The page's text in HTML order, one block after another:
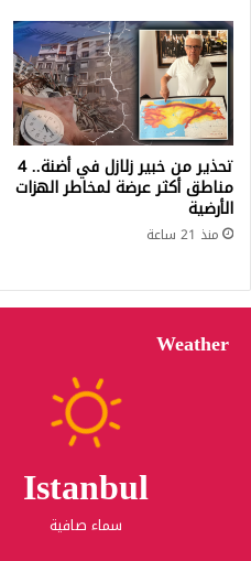
تحذير من خبير زلازل في أضنة.. 4
مناطق أكثر عرضة لمخاطر الهزات
الأرضية
منذ 21 ساعة
Weather
Istanbul
سماء صافية